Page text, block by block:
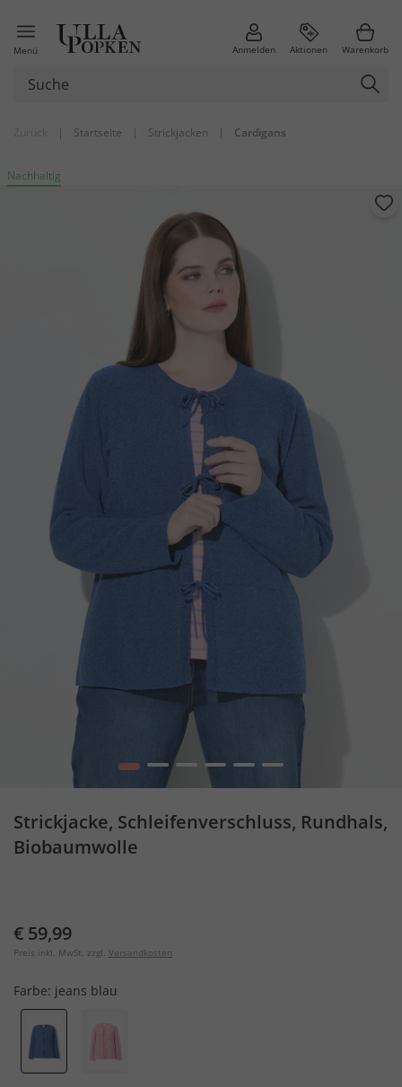
Menü Anmelden Aktionen Warenkorb
| Startseite | Strickjacken | Cardigans
Nachhaltig
1 2 3 4 5 6
Strickjacke, Schleifenverschluss, Rundhals,
Biobaumwolle
€ 59,99
Preis inkl. MwSt. zzgl. Versandkosten
Farbe: jeans blau